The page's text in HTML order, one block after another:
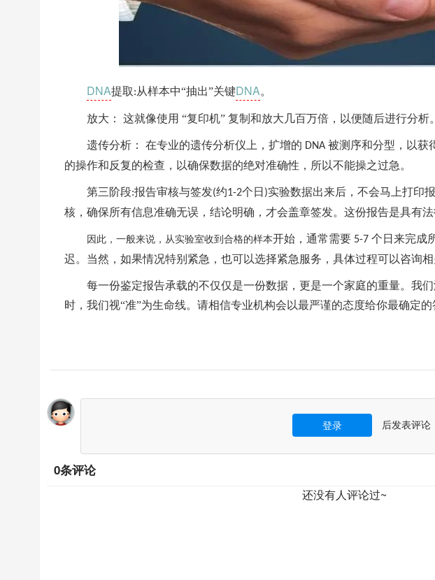
DNA提取:从样本中“抽出”关键DNA。
放大： 这就像使用 “复印机” 复制和放大几百万倍，以便随后进行分析。
遗传分析： 在专业的遗传分析仪上，扩增的 DNA 被测序和分型，以获
的操作和反复的检查，以确保数据的绝对准确性，所以不能操之过急。
第三阶段:报告审核与签发(约1-2个日 )实验数据出来后，不会马上打印
核，确保所有信息准确无误，结论明确，才会盖章签发。这份报告是具有
因此，一般来说，从实验室收到合格的样本开始，通常需要 5-7 个日来完成
迟。当然，如果情况特别紧急，也可以选择紧急服务，具体过程可以咨询相
每一份鉴定报告承载的不仅仅是一份数据，更是一个家庭的重量。我
时，我们视“准”为生命线。请相信专业机构会以最严谨的态度给你最确定的
登录 后发表评论
0条评论
还没有人评论过~